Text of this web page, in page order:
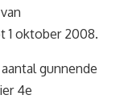
1 oktober 2008.
gunnende
4e